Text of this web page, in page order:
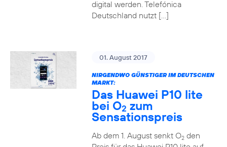
digital werden. Telefónica
Deutschland nutzt […]
01. August 2017
NIRGENDWO GÜNSTIGER IM DEUTSCHEN
MARKT:
Das Huawei P10 lite
bei O2 zum
Sensationspreis
Ab dem 1. August senkt O2den